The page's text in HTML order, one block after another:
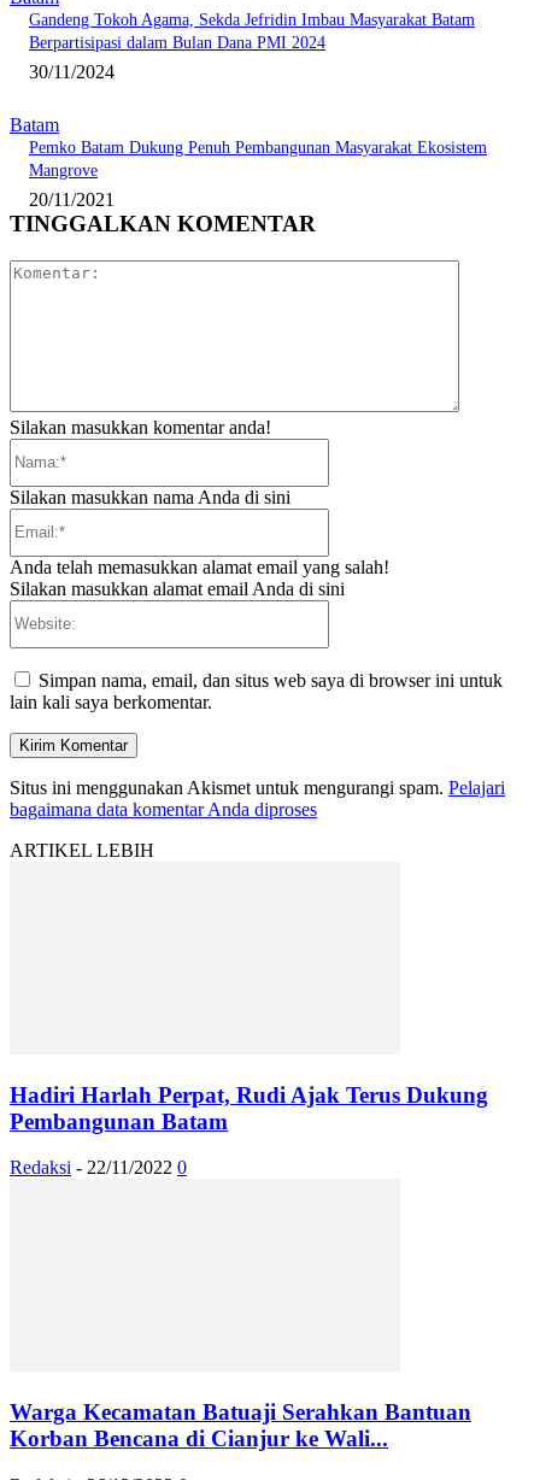
Gandeng Tokoh Agama, Sekda Jefridin Imbau Masyarakat Batam
Berpartisipasi dalam Bulan Dana PMI 2024
30/11/2024
Batam
Pemko Batam Dukung Penuh Pembangunan Masyarakat Ekosistem
Mangrove
20/11/2021
TINGGALKAN KOMENTAR
Silakan masukkan komentar anda!
Silakan masukkan nama Anda di sini
Anda telah memasukkan alamat email yang salah!
Silakan masukkan alamat email Anda di sini
Simpan nama, email, dan situs web saya di browser ini untuk
lain kali saya berkomentar.
Situs ini menggunakan Akismet untuk mengurangi spam. Pelajari
bagaimana data komentar Anda diproses
ARTIKEL LEBIH
Hadiri Harlah Perpat, Rudi Ajak Terus Dukung
Pembangunan Batam
Redaksi - 22/11/2022 0
Warga Kecamatan Batuaji Serahkan Bantuan
Korban Bencana di Cianjur ke Wali...